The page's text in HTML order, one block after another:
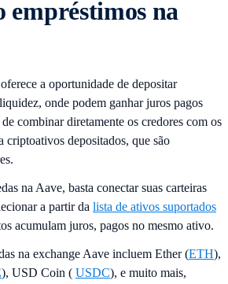
empréstimos na
a oportunidade de depositar
onde podem ganhar juros pagos
combinar diretamente os credores com os
criptoativos depositados, que são
na Aave, basta conectar suas carteiras
a partir da lista de ativos suportados
acumulam juros, pagos no mesmo ativo.
na exchange Aave incluem Ether (ETH),
), USD Coin ( USDC), e muito mais,